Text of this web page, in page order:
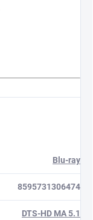
Blu-ray
8595731306474
DTS-HD MA 5.1